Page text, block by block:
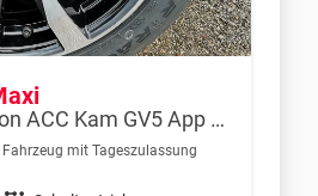
Basis 1.5TSI Sport Edition ACC Kam GV5 App AHK Reling
mit Tageszulassung